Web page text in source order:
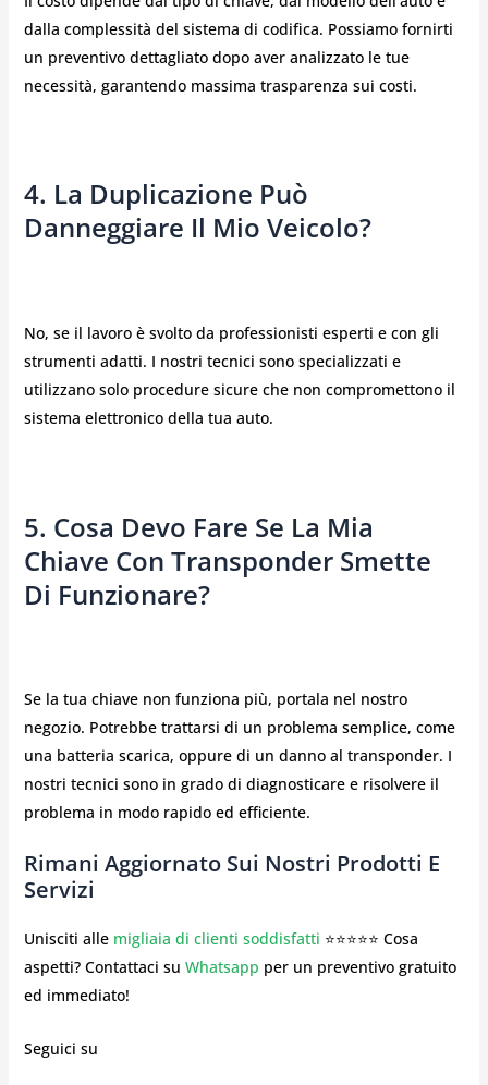
dalla complessità del sistema di codifica. Possiamo fornirti
un preventivo dettagliato dopo aver analizzato le tue
necessità, garantendo massima trasparenza sui costi.
4. La Duplicazione Può
Danneggiare Il Mio Veicolo?
No, se il lavoro è svolto da professionisti esperti e con gli
strumenti adatti. I nostri tecnici sono specializzati e
utilizzano solo procedure sicure che non compromettono il
sistema elettronico della tua auto.
5. Cosa Devo Fare Se La Mia
Chiave Con Transponder Smette
Di Funzionare?
Se la tua chiave non funziona più, portala nel nostro
negozio. Potrebbe trattarsi di un problema semplice, come
una batteria scarica, oppure di un danno al transponder. I
nostri tecnici sono in grado di diagnosticare e risolvere il
problema in modo rapido ed efficiente.
Rimani Aggiornato Sui Nostri Prodotti E
Servizi
Unisciti alle migliaia di clienti soddisfatti ⭐⭐⭐⭐⭐ Cosa
aspetti? Contattaci su Whatsapp per un preventivo gratuito
ed immediato!
Seguici su